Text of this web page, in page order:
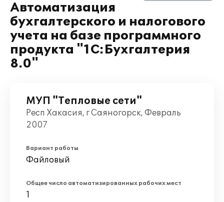
Автоматизация
бухгалтерского и налогового
учета на базе программного
продукта "1С:Бухгалтерия
8.0"
МУП "Тепловые сети"
Респ Хакасия, г Саяногорск, Февраль
2007
Вариант работы
Файловый
Общее число автоматизированных рабочих мест
1